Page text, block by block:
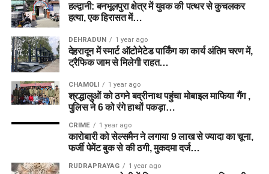
हल्द्वानी: बनभूलपुरा क्षेत्र में युवक की पत्थर से कुचलकर
हत्या, एक हिरासत में…
DEHRADUN 1 year ago
देहरादून में स्मार्ट ऑटोमेटेड पार्किंग का कार्य अंतिम चरण में,
ट्रैफिक जाम से मिलेगी राहत…
CHAMOLI 1 year ago
श्रद्धालुओं को ठगने बद्रीनाथ पहुंचा मोबाइल माफिया गैंग ,
पुलिस ने 6 को रंगे हाथों पकड़ा…
CRIME 1 year ago
कारोबारी को सेल्समैन ने लगाया 9 लाख से ज्यादा का चूना,
फर्जी पेमेंट बुक से की ठगी, मुकदमा दर्ज…
RUDRAPRAYAG 1 year ago